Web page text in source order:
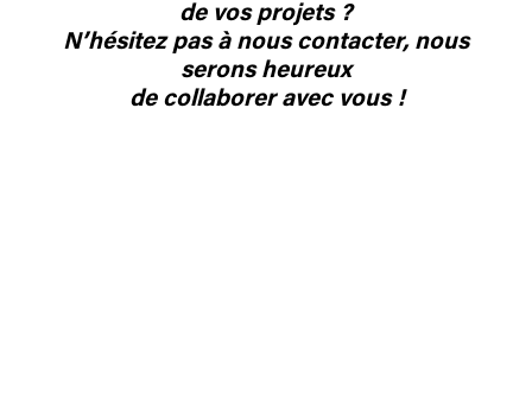
de vos projets ?
N’hésitez pas à nous contacter, nous
serons heureux
de collaborer avec vous !